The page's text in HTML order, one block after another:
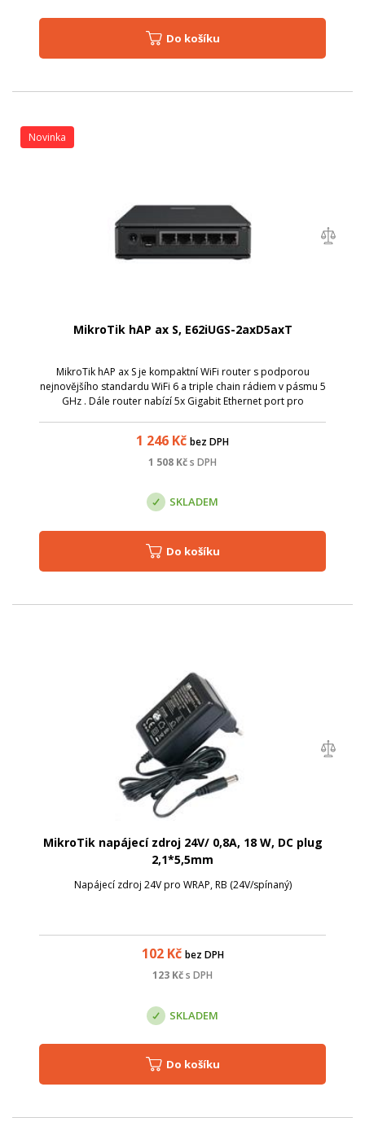
Do košíku
MikroTik hAP ax S, E62iUGS-2axD5axT
MikroTik hAP ax S je kompaktní WiFi router s podporou
nejnovějšího standardu WiFi 6 a triple chain rádiem v pásmu 5
GHz . Dále router nabízí 5x Gigabit Ethernet port pro
1 246 Kč bez DPH
1 508 Kčs DPH
Novinka
SKLADEM
Do košíku
MikroTik napájecí zdroj 24V/ 0,8A, 18 W, DC plug
2,1*5,5mm
Napájecí zdroj 24V pro WRAP, RB (24V/spínaný)
102Kč bez DPH
123 Kčs DPH
SKLADEM
Do košíku